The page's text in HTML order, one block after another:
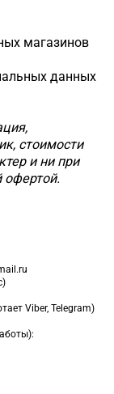
магазинов
данных
стоимости
и ни при
офертой.
Viber, Telegram)